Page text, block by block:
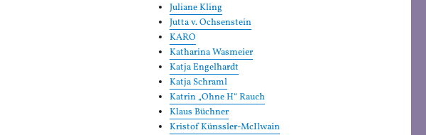
Juliane Kling
Jutta v. Ochsenstein
KARO
Katharina Wasmeier
Katja Engelhardt
Katja Schraml
Katrin „Ohne H“ Rauch
Klaus Büchner
Kristof Künssler-McIlwain